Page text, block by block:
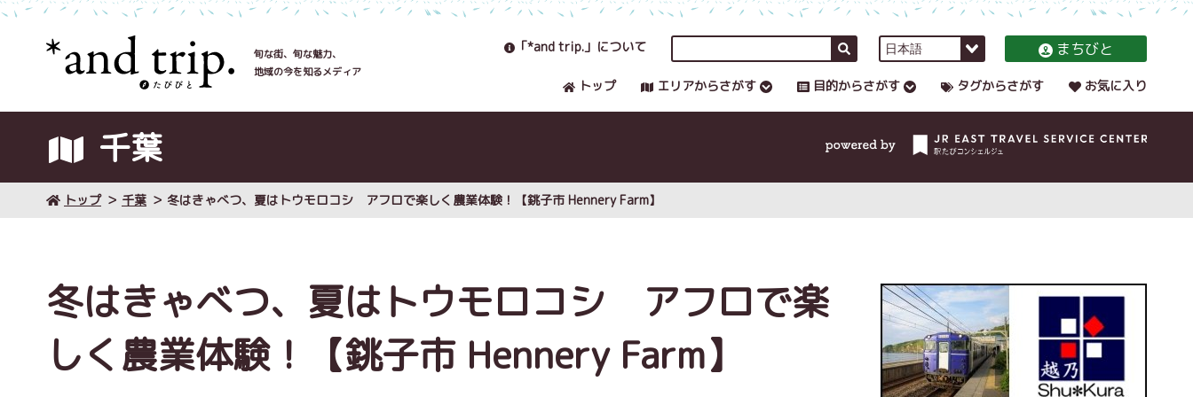
旬な街、旬な魅力、
地域の今を知るメディア
「*and trip.」について まちびと
トップ エリアからさがす 目的からさがす タグからさがす お気に入り
千葉
トップ 千葉 冬はきゃべつ、夏はトウモロコシ アフロで楽しく農業体験！【銚子市 Hennery Farm】
冬はきゃべつ、夏はトウモロコシ アフロで楽
しく農業体験！【銚子市 Hennery Farm】